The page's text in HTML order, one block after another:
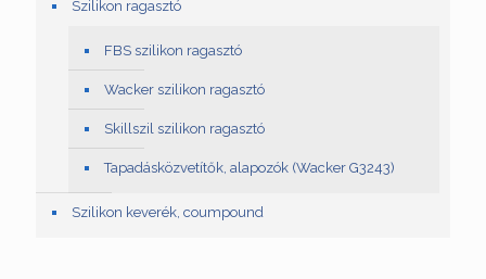
Szilikon ragasztó
FBS szilikon ragasztó
Wacker szilikon ragasztó
Skillszil szilikon ragasztó
Tapadásközvetítők, alapozók (Wacker G3243)
Szilikon keverék, coumpound